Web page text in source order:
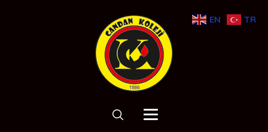
EN TR